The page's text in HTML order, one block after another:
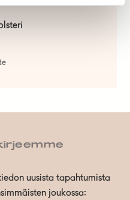
uusista tapahtumista
joukossa: